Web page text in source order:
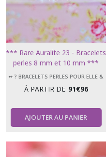
*** Rare Auralite 23 - Bracelets
perles 8 mm et 10 mm ***
➻ ? BRACELETS PERLES POUR ELLE &
À PARTIR DE 91€96
AJOUTER AU PANIER